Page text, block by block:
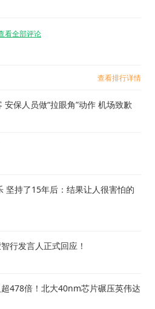
看全部评论
查看排行详情
保人员做“拉眼角”动作 机场致歉
坚持了15年后：结果让人很害怕的
行发言人正式回应！
478倍！北大40nm芯片碾压英伟达